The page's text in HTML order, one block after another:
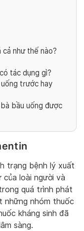
cả như thế nào?
tác dụng gì?
trước hay
bầu uống được
trạng bệnh lý xuất
của loài người và
quá trình phát
những nhóm thuốc
kháng sinh đã
sàng.